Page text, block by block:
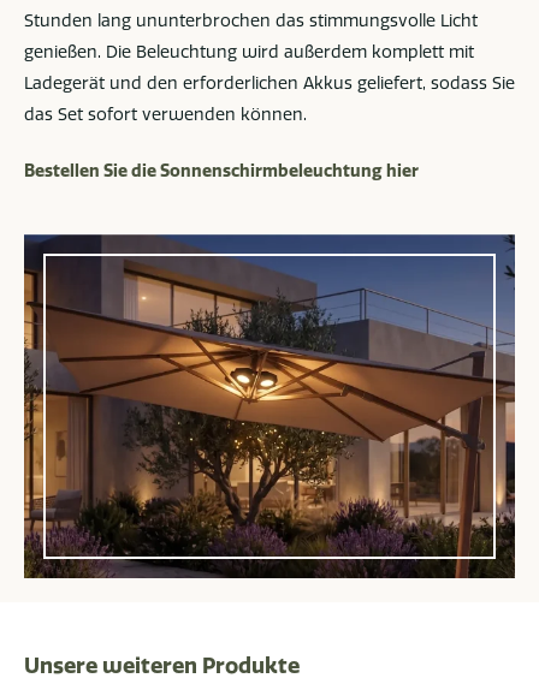
Stunden lang ununterbrochen das stimmungsvolle Licht
genießen. Die Beleuchtung wird außerdem komplett mit
Ladegerät und den erforderlichen Akkus geliefert, sodass Sie
das Set sofort verwenden können.
Bestellen Sie die Sonnenschirmbeleuchtung hier
Unsere weiteren Produkte